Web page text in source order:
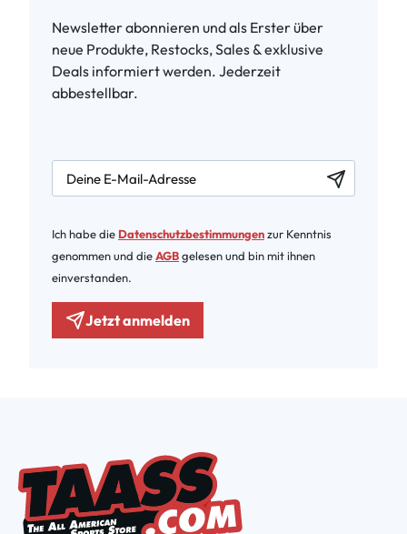
Newsletter abonnieren und als Erster über
neue Produkte, Restocks, Sales & exklusive
Deals informiert werden. Jederzeit
abbestellbar.
newsletter.labelEmail
Ich habe die Datenschutzbestimmungenzur Kenntnis
genommen und dieAGBgelesen und bin mit ihnen
einverstanden.
Jetzt anmelden